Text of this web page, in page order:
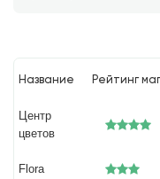
Название Рейтинг
Центр
цветов
Flora